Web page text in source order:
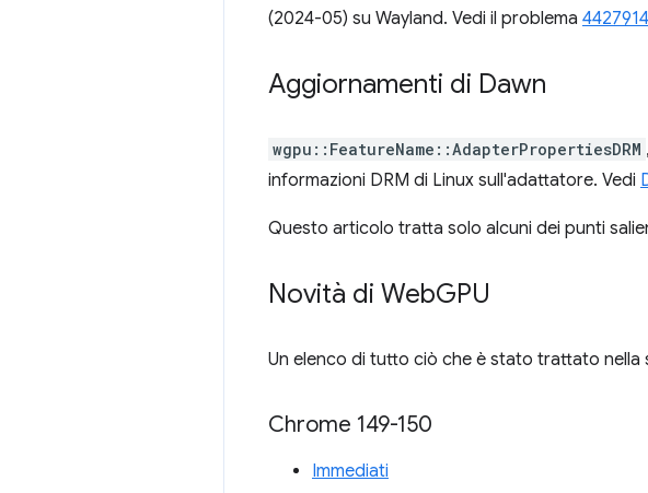
(2024-05) su Wayland. Vedi il problema
Aggiornamenti di Dawn
wgpu::FeatureName::AdapterPropertiesDRM
informazioni DRM di Linux sull'adattatore. Vedi
Questo articolo tratta solo alcuni dei punti
Novità di WebGPU
Un elenco di tutto ciò che è stato trattato nella
Chrome 149-150
Immediati